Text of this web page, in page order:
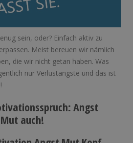
sein, oder? Einfach aktiv zu
Meist bereuen wir nämlich
die wir nicht getan haben. Was
nur Verlustängste und das ist
Angst
auch!